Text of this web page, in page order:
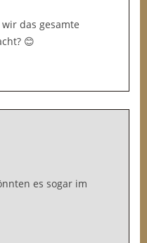
das gesamte
😊
es sogar im